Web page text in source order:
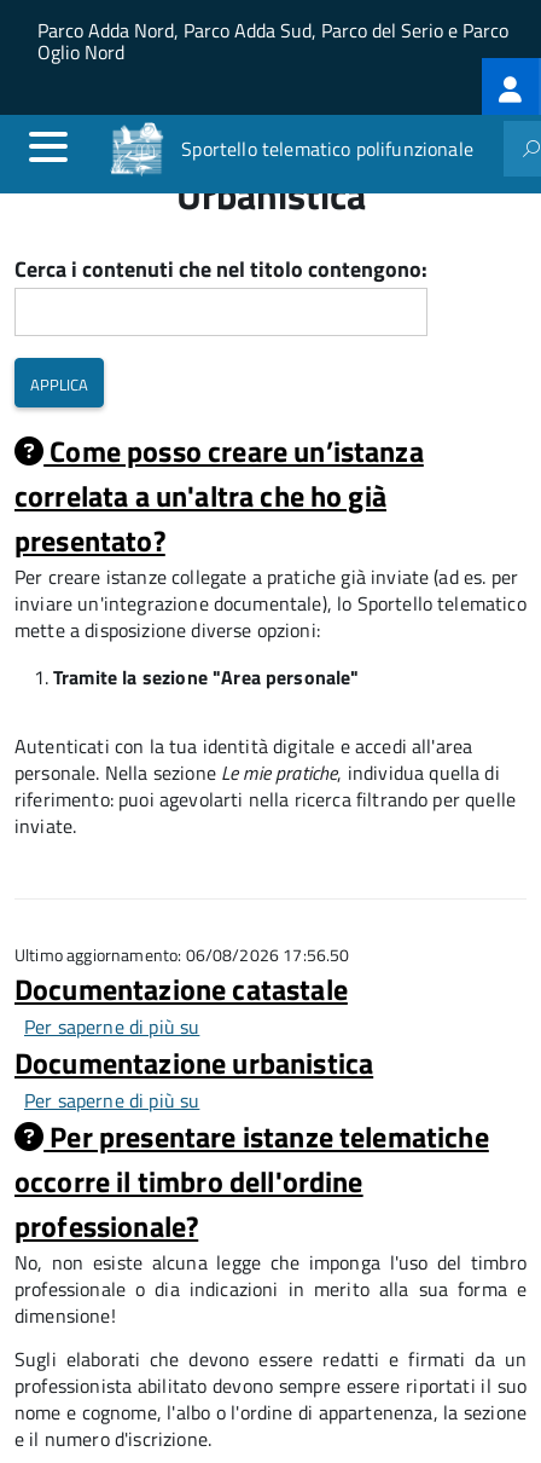
Salta al contenuto principale
Skip to site navigation
Parco Adda Nord, Parco Adda Sud, Parco del Serio e Parco
Oglio Nord
Sportello telematico polifunzionale
Urbanistica
Cerca i contenuti che nel titolo contengono:
Come posso creare un’istanza
correlata a un'altra che ho già
presentato?
Per creare istanze collegate a pratiche già inviate (ad es. per
inviare un'integrazione documentale), lo Sportello telematico
mette a disposizione diverse opzioni:
Tramite la sezione "Area personale"
Autenticati con la tua identità digitale e accedi all'area
personale. Nella sezione Le mie pratiche, individua quella di
riferimento: puoi agevolarti nella ricerca filtrando per quelle
inviate.
Ultimo aggiornamento: 06/08/2026 17:56.50
Documentazione catastale
Per saperne di più su
catastale
Documentazione urbanistica
Per saperne di più su
urbanistica
Per presentare istanze telematiche
occorre il timbro dell'ordine
professionale?
No, non esiste alcuna legge che imponga l'uso del timbro
professionale o dia indicazioni in merito alla sua forma e
dimensione!
Sugli elaborati che devono essere redatti e firmati da un
professionista abilitato devono sempre essere riportati il suo
nome e cognome, l'albo o l'ordine di appartenenza, la sezione
e il numero d'iscrizione.